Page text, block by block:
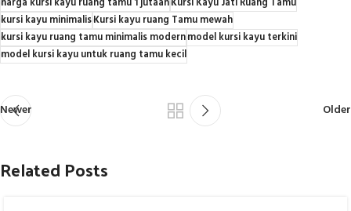
kursi kayu minimalisKursi kayu ruang Tamu mewah
kursi kayu ruang tamu minimalis modernmodel kursi kayu terkini
model kursi kayu untuk ruang tamu kecil
Newer Older
Related Posts